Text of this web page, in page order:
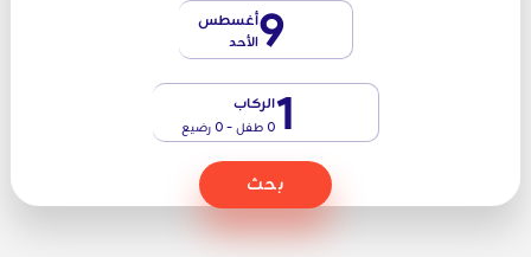
9أغسطس
الأحد
1الركاب
0 طفل - 0 رضيع
بحث